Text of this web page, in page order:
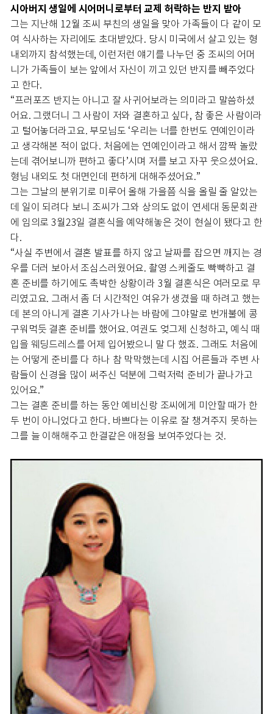
시아버지 생일에 시어머니로부터 교제 허락하는 반지 받아
그는 지난해 12월 조씨 부친의 생일을 맞아 가족들이 다 같이 모
여 식사하는 자리에도 초대받았다. 당시 미국에서 살고 있는 형
내외까지 참석했는데, 이런저런 얘기를 나누던 중 조씨의 어머
니가 가족들이 보는 앞에서 자신이 끼고 있던 반지를 빼주었다
고 한다.
“프러포즈 반지는 아니고 잘 사귀어보라는 의미라고 말씀하셨
어요. 그랬더니 그 사람이 저와 결혼하고 싶다, 참 좋은 사람이라
고 털어놓더라고요. 부모님도 ‘우리는 너를 한번도 연예인이라
고 생각해본 적이 없다. 처음에는 연예인이라고 해서 깜짝 놀랐
는데 겪어보니까 편하고 좋다’시며 저를 보고 자꾸 웃으셨어요.
형님 내외도 첫 대면인데 편하게 대해주셨어요.”
그는 그날의 분위기로 미루어 올해 가을쯤 식을 올릴 줄 알았는
데 일이 되려다 보니 조씨가 그와 상의도 없이 연세대 동문회관
에 임의로 3월23일 결혼식을 예약해놓은 것이 현실이 됐다고 한
다.
“사실 주변에서 결혼 발표를 하지 않고 날짜를 잡으면 깨지는 경
우를 더러 보아서 조심스러웠어요. 촬영 스케줄도 빡빡하고 결
혼 준비를 하기에도 촉박한 상황이라 3월 결혼식은 여러모로 무
리였고요. 그래서 좀 더 시간적인 여유가 생겼을 때 하려고 했는
데 본의 아니게 결혼 기사가 나는 바람에 그야말로 번개불에 콩
구워먹듯 결혼 준비를 했어요. 여권도 엊그제 신청하고, 예식 때
입을 웨딩드레스를 어제 입어봤으니 말 다 했죠. 그래도 처음에
는 어떻게 준비를 다 하나 참 막막했는데 시집 어른들과 주변 사
람들이 신경을 많이 써주신 덕분에 그럭저럭 준비가 끝나가고
있어요.”
그는 결혼 준비를 하는 동안 예비신랑 조씨에게 미안할 때가 한
두 번이 아니었다고 한다. 바쁘다는 이유로 잘 챙겨주지 못하는
그를 늘 이해해주고 한결같은 애정을 보여주었다는 것.